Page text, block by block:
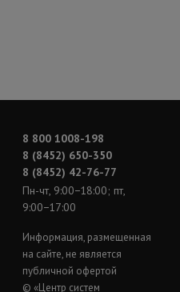
8 800 1008-198
8 (8452) 650-350
8 (8452) 42-76-77
Пн-чт, 9:00−18:00; пт,
9:00−17:00
Информация, размещенная
на сайте, не является
публичной офертой
© «Центр систем